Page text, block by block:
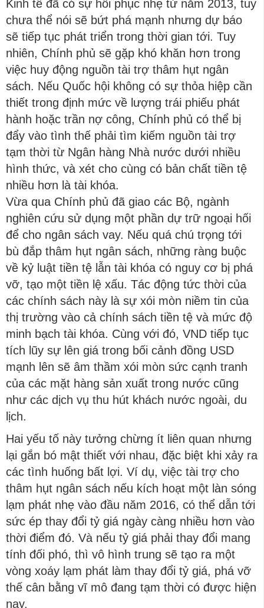
Kinh tế đã có sự hồi phục nhẹ từ năm 2013, tuy
chưa thể nói sẽ bứt phá mạnh nhưng dự báo
sẽ tiếp tục phát triển trong thời gian tới. Tuy
nhiên, Chính phủ sẽ gặp khó khăn hơn trong
việc huy động nguồn tài trợ thâm hụt ngân
sách. Nếu Quốc hội không có sự thỏa hiệp cần
thiết trong định mức về lượng trái phiếu phát
hành hoặc trần nợ công, Chính phủ có thể bị
đẩy vào tình thế phải tìm kiếm nguồn tài trợ
tạm thời từ Ngân hàng Nhà nước dưới nhiều
hình thức, và xét cho cùng có bản chất tiền tệ
nhiều hơn là tài khóa.
Vừa qua Chính phủ đã giao các Bộ, ngành
nghiên cứu sử dụng một phần dự trữ ngoại hối
để cho ngân sách vay. Nếu quá chú trọng tới
bù đắp thâm hụt ngân sách, những ràng buộc
về kỷ luật tiền tệ lẫn tài khóa có nguy cơ bị phá
vỡ, tạo một tiền lệ xấu. Tác động tức thời của
các chính sách này là sự xói mòn niềm tin của
thị trường vào cả chính sách tiền tệ và mức độ
minh bạch tài khóa. Cùng với đó, VND tiếp tục
tích lũy sự lên giá trong bối cảnh đồng USD
mạnh lên sẽ âm thầm xói mòn sức cạnh tranh
của các mặt hàng sản xuất trong nước cũng
như các dịch vụ thu hút khách nước ngoài, du
lịch.
Hai yếu tố này tưởng chừng ít liên quan nhưng
lại gắn bó mật thiết với nhau, đặc biệt khi xảy ra
các tình huống bất lợi. Ví dụ, việc tài trợ cho
thâm hụt ngân sách nếu kích hoạt một làn sóng
lạm phát nhẹ vào đầu năm 2016, có thể dẫn tới
sức ép thay đổi tỷ giá ngày càng nhiều hơn vào
thời điểm đó. Và nếu tỷ giá phải thay đổi mang
tính đối phó, thì vô hình trung sẽ tạo ra một
vòng xoáy lạm phát làm thay đổi tỷ giá, phá vỡ
thế cân bằng vĩ mô đang tạm thời có được hiện
nay.